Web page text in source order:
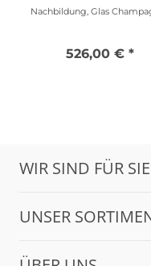
Nachbildung, Glas
526,00 € *
WIR SIND FÜR
UNSER